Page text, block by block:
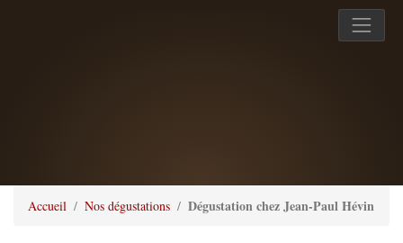
Accueil Nos dégustations Dégustation chez Jean-Paul Hévin